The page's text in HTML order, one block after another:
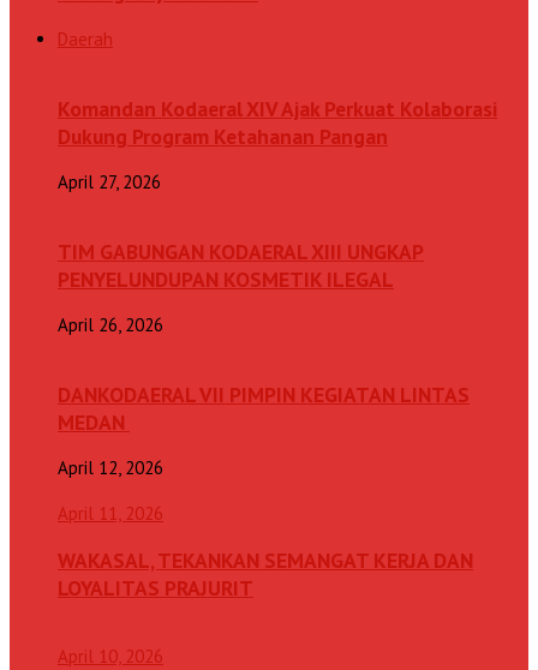
Daerah
Komandan Kodaeral XIV Ajak Perkuat Kolaborasi
Dukung Program Ketahanan Pangan
April 27, 2026
TIM GABUNGAN KODAERAL XIII UNGKAP
PENYELUNDUPAN KOSMETIK ILEGAL
April 26, 2026
DANKODAERAL VII PIMPIN KEGIATAN LINTAS
MEDAN
April 12, 2026
April 11, 2026
WAKASAL, TEKANKAN SEMANGAT KERJA DAN
LOYALITAS PRAJURIT
April 10, 2026